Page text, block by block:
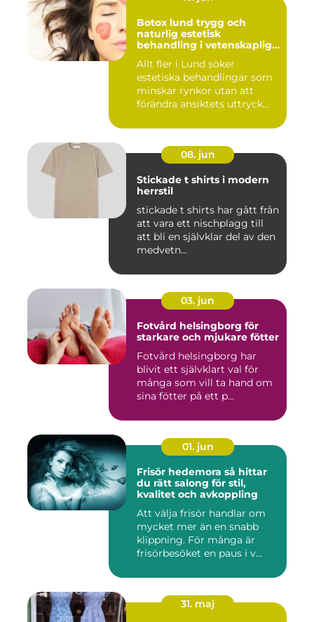
Botox lund trygg och
naturlig estetisk
behandling i vetenskaplig
Allt fler i Lund söker
estetiska behandlingar som
minskar rynkor utan att
förändra ansiktets uttryck...
08. jun
Stickade t shirts i modern
herrstil
stickade t shirts har gått från
att vara ett nischplagg till
att bli en självklar del av den
medvetn...
03. jun
Fotvård helsingborg för
starkare och mjukare fötter
Fotvård helsingborg har
blivit ett självklart val för
många som vill ta hand om
sina fötter på ett p...
01. jun
Frisör hedemora så hittar
du rätt salong för stil,
kvalitet och avkoppling
Att välja frisör handlar om
mycket mer än en snabb
klippning. För många är
frisörbesöket en paus i v...
31. maj